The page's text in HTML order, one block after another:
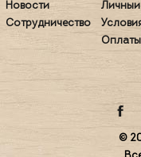
Новости
Сотрудничество
Личный
Оплаты
©